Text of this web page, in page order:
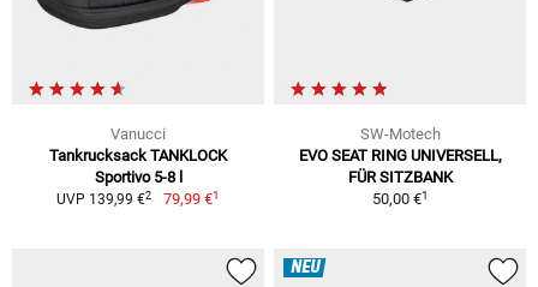
Vanucci
Tankrucksack TANKLOCK
Sportivo 5-8 l
UVP 139,99 €2 79,99 €1
SW-Motech
EVO SEAT RING UNIVERSELL,
FÜR SITZBANK
50,00 €1
NEU